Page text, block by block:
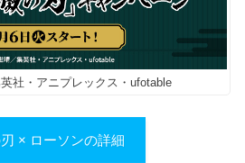
社・アニプレックス・ufotable
× ローソンの詳細